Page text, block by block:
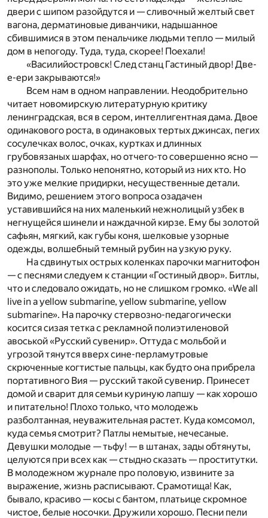
двери с шипом разойдутся и — сливочный желтый свет
вагона, дерматиновые диванчики, надышанное
сбившимися в этом пенальчике людьми тепло — милый
дом в непогоду. Туда, туда, скорее! Поехали!
«Василийостровск! След станц Гастиный двор! Две-
е-ери закрываются!»
Всем нам в одном направлении. Неодобрительно
читает новомирскую литературную критику
ленинградская, вся в сером, интеллигентная дама. Двое
одинакового роста, в одинаковых тертых джинсах, пегих
сосулечках волос, очках, куртках и длинных
грубовязаных шарфах, но отчего-то совершенно ясно —
разнополы. Только непонятно, который из них кто. Но
это уже мелкие придирки, несущественные детали.
Видимо, решением этого вопроса озадачен
уставившийся на них маленький нежнолицый узбек в
негнущейся шинели и наждачной кирзе. Ему бы золотой
сафьян, мягкий, как губы коня, шелковые узорные
одежды, волшебный темный рубин на узкую руку.
На сдвинутых острых коленках парочки магнитофон
— с песнями следуем к станции «Гостиный двор». Битлы,
что и следовало ожидать, но не слишком громко. «We all
live in a yellow submarine, yellow submarine, yellow
submarine». На парочку стервозно-педагогически
косится сизая тетка с рекламной полиэтиленовой
авоськой «Русский сувенир». Оттуда с мольбой и
угрозой тянутся вверх сине-перламутровые
скрюченные когтистые пальцы, как будто она прибрела
портативного Вия — русский такой сувенир. Принесет
домой и сварит для семьи куриную лапшу — как хорошо
и питательно! Плохо только, что молодежь
разболтанная, неуважительная растет. Куда комсомол,
куда семья смотрит? Патлы немытые, нечесаные.
Девушки молодые — тьфу! — в штанах, зады обтянуты,
целуются при всех как — стыдно сказать — проститутки.
В молодежном журнале про половую, извините за
выражение, жизнь расписывают. Срамотища! Как,
бывало, красиво — косы с бантом, платьице скромное
чистое, белые носочки. Дружили хорошо. Песни пели